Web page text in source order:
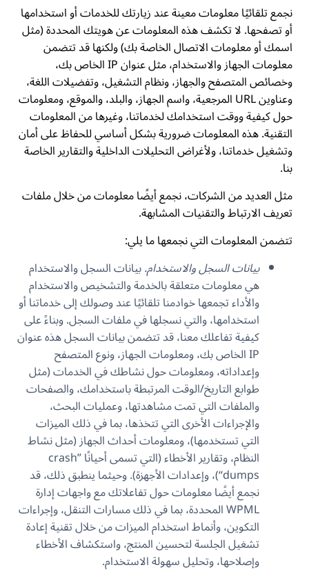
نجمع تلقائيًا معلومات معينة عند زيارتك للخدمات أو استخدامها
أو تصفحها. لا تكشف هذه المعلومات عن هويتك المحددة (مثل
اسمك أو معلومات الاتصال الخاصة بك) ولكنها قد تتضمن
معلومات الجهاز والاستخدام، مثل عنوان IP الخاص بك،
وخصائص المتصفح والجهاز، ونظام التشغيل، وتفضيلات اللغة،
وعناوين URL المرجعية، واسم الجهاز، والبلد، والموقع، ومعلومات
حول كيفية ووقت استخدامك لخدماتنا، وغيرها من المعلومات
التقنية. هذه المعلومات ضرورية بشكل أساسي للحفاظ على أمان
وتشغيل خدماتنا، ولأغراض التحليلات الداخلية والتقارير الخاصة
بنا.
مثل العديد من الشركات، نجمع أيضًا معلومات من خلال ملفات
تعريف الارتباط والتقنيات المشابهة.
تتضمن المعلومات التي نجمعها ما يلي:
بيانات السجل والاستخدام.بيانات السجل والاستخدام
هي معلومات متعلقة بالخدمة والتشخيص والاستخدام
والأداء تجمعها خوادمنا تلقائيًا عند وصولك إلى خدماتنا أو
استخدامها، والتي نسجلها في ملفات السجل. وبناءً على
كيفية تفاعلك معنا، قد تتضمن بيانات السجل هذه عنوان
IP الخاص بك، ومعلومات الجهاز، ونوع المتصفح
وإعداداته، ومعلومات حول نشاطك في الخدمات (مثل
طوابع التاريخ/الوقت المرتبطة باستخدامك، والصفحات
والملفات التي تمت مشاهدتها، وعمليات البحث،
والإجراءات الأخرى التي تتخذها، بما في ذلك الميزات
التي تستخدمها)، ومعلومات أحداث الجهاز (مثل نشاط
النظام، وتقارير الأخطاء (التي تسمى أحيانًا ”crash
dumps“)، وإعدادات الأجهزة). وحيثما ينطبق ذلك، قد
نجمع أيضًا معلومات حول تفاعلاتك مع واجهات إدارة
WPML المحددة، بما في ذلك مسارات التنقل، وإجراءات
التكوين، وأنماط استخدام الميزات من خلال تقنية إعادة
تشغيل الجلسة لتحسين المنتج، واستكشاف الأخطاء
وإصلاحها، وتحليل سهولة الاستخدام.